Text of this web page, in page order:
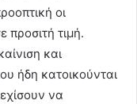
οι
προσιτή τιμή.
και
ήδη κατοικούνται
να